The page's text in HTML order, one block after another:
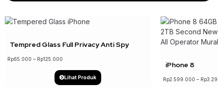
Tempred Glass Full Privacy Anti Spy
Rp65.000 – Rp125.000
Lihat Produk
iPhone 8
Rp2.599.000 – Rp